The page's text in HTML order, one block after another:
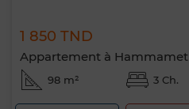
1 850 TND
Appartement à Hammamet
98 m² 3 Ch.